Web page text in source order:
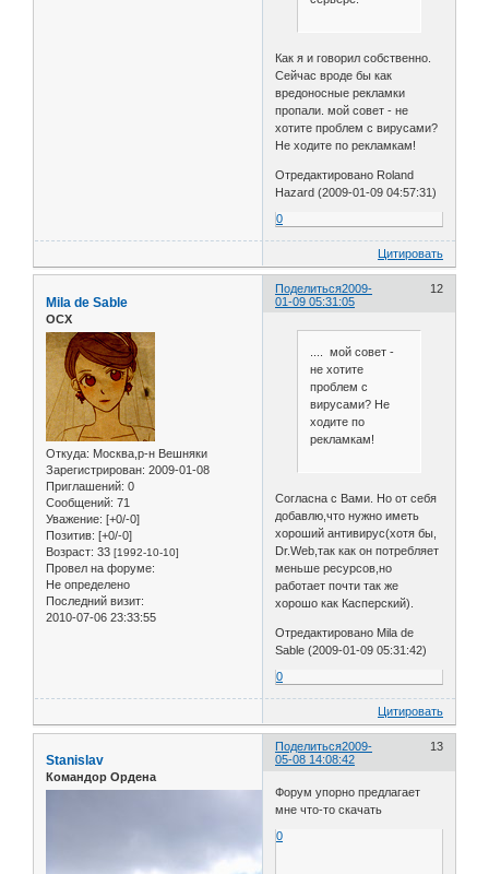
Как я и говорил собственно.
Сейчас вроде бы как
вредоносные рекламки
пропали. мой совет - не
хотите проблем с вирусами?
Не ходите по рекламкам!
Отредактировано Roland
Hazard (2009-01-09 04:57:31)
0
Цитировать
Поделиться 12
2009-
01-09 05:31:05
Mila de Sable
ОСХ
Откуда: Москва,р-н Вешняки
Зарегистрирован: 2009-01-08
Приглашений: 0
Сообщений: 71
Уважение: [+0/-0]
Позитив: [+0/-0]
Возраст: 33 [1992-10-10]
Провел на форуме:
Не определено
Последний визит:
2010-07-06 23:33:55
.... мой совет -
не хотите
проблем с
вирусами? Не
ходите по
рекламкам!
Согласна с Вами. Но от себя
добавлю,что нужно иметь
хороший антивирус(хотя бы,
Dr.Web,так как он потребляет
меньше ресурсов,но
работает почти так же
хорошо как Касперский).
Отредактировано Mila de
Sable (2009-01-09 05:31:42)
0
Цитировать
Поделиться 13
2009-
05-08 14:08:42
Stanislav
Командор Ордена
Форум упорно предлагает
мне что-то скачать
0